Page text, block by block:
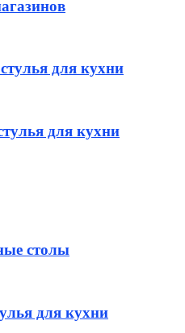
для кухни
для кухни
столы
для кухни